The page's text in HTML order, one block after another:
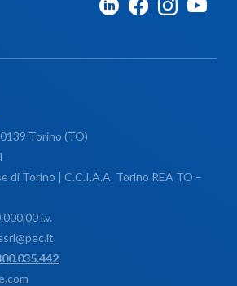
Torino (TO)
di Torino | C.C.I.A.A. Torino REA TO –
i.v.